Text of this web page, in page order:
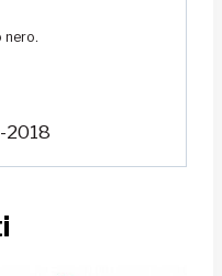
nero.
2018